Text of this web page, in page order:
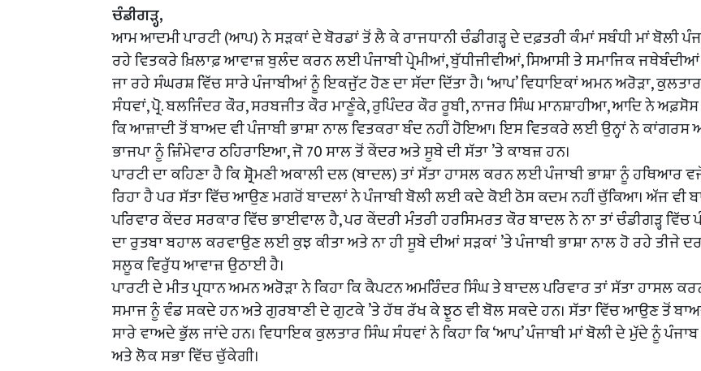
ਚੰਡੀਗੜ੍ਹ,
ਆਮ ਆਦਮੀ ਪਾਰਟੀ (ਆਪ) ਨੇ ਸੜਕਾਂ ਦੇ ਬੋਰਡਾਂ ਤੋਂ ਲੈ ਕੇ ਰਾਜਧਾਨੀ ਚੰਡੀਗੜ੍ਹ ਦੇ ਦਫ਼ਤਰੀ ਕੰਮਾਂ ਸਬੰਧੀ ਮਾਂ ਬੋਲੀ
ਰਹੇ ਵਿਤਕਰੇ ਖ਼ਿਲਾਫ਼ ਆਵਾਜ਼ ਬੁਲੰਦ ਕਰਨ ਲਈ ਪੰਜਾਬੀ ਪ੍ਰੇਮੀਆਂ, ਬੁੱਧੀਜੀਵੀਆਂ, ਸਿਆਸੀ ਤੇ ਸਮਾਜਿਕ
ਜਾ ਰਹੇ ਸੰਘਰਸ਼ ਵਿੱਚ ਸਾਰੇ ਪੰਜਾਬੀਆਂ ਨੂੰ ਇਕਜੁੱਟ ਹੋਣ ਦਾ ਸੱਦਾ ਦਿੱਤਾ ਹੈ। ‘ਆਪ’ ਵਿਧਾਇਕਾਂ ਅਮਨ ਅਰੋੜਾ,
ਸੰਧਵਾਂ, ਪ੍ਰੋ. ਬਲਜਿੰਦਰ ਕੌਰ, ਸਰਬਜੀਤ ਕੌਰ ਮਾਣੂੰਕੇ, ਰੁਪਿੰਦਰ ਕੌਰ ਰੂਬੀ, ਨਾਜਰ ਸਿੰਘ ਮਾਨਸ਼ਾਹੀਆ, ਆਦਿ ਨੇ ਅਫ਼ਸੋਸ
ਕਿ ਆਜ਼ਾਦੀ ਤੋਂ ਬਾਅਦ ਵੀ ਪੰਜਾਬੀ ਭਾਸ਼ਾ ਨਾਲ ਵਿਤਕਰਾ ਬੰਦ ਨਹੀਂ ਹੋਇਆ। ਇਸ ਵਿਤਕਰੇ ਲਈ ਉਨ੍ਹਾਂ ਨੇ ਕਾਂਗਰਸ
ਭਾਜਪਾ ਨੂੰ ਜ਼ਿੰਮੇਵਾਰ ਠਹਿਰਾਇਆ, ਜੋ 70 ਸਾਲ ਤੋਂ ਕੇਂਦਰ ਅਤੇ ਸੂਬੇ ਦੀ ਸੱਤਾ ’ਤੇ ਕਾਬਜ਼ ਹਨ।
ਪਾਰਟੀ ਦਾ ਕਹਿਣਾ ਹੈ ਕਿ ਸ਼੍ਰੋਮਣੀ ਅਕਾਲੀ ਦਲ (ਬਾਦਲ) ਤਾਂ ਸੱਤਾ ਹਾਸਲ ਕਰਨ ਲਈ ਪੰਜਾਬੀ ਭਾਸ਼ਾ ਨੂੰ ਹਥਿਆਰ
ਰਿਹਾ ਹੈ ਪਰ ਸੱਤਾ ਵਿੱਚ ਆਉਣ ਮਗਰੋਂ ਬਾਦਲਾਂ ਨੇ ਪੰਜਾਬੀ ਬੋਲੀ ਲਈ ਕਦੇ ਕੋਈ ਠੋਸ ਕਦਮ ਨਹੀਂ ਚੁੱਕਿਆ। ਅੱਜ ਵੀ
ਪਰਿਵਾਰ ਕੇਂਦਰ ਸਰਕਾਰ ਵਿੱਚ ਭਾਈਵਾਲ ਹੈ, ਪਰ ਕੇਂਦਰੀ ਮੰਤਰੀ ਹਰਸਿਮਰਤ ਕੌਰ ਬਾਦਲ ਨੇ ਨਾ ਤਾਂ ਚੰਡੀਗੜ੍ਹ ਵਿੱਚ
ਦਾ ਰੁਤਬਾ ਬਹਾਲ ਕਰਵਾਉਣ ਲਈ ਕੁਝ ਕੀਤਾ ਅਤੇ ਨਾ ਹੀ ਸੂਬੇ ਦੀਆਂ ਸੜਕਾਂ ’ਤੇ ਪੰਜਾਬੀ ਭਾਸ਼ਾ ਨਾਲ ਹੋ ਰਹੇ ਤੀਜੇ
ਸਲੂਕ ਵਿਰੁੱਧ ਆਵਾਜ਼ ਉਠਾਈ ਹੈ।
ਪਾਰਟੀ ਦੇ ਮੀਤ ਪ੍ਰਧਾਨ ਅਮਨ ਅਰੋੜਾ ਨੇ ਕਿਹਾ ਕਿ ਕੈਪਟਨ ਅਮਰਿੰਦਰ ਸਿੰਘ ਤੇ ਬਾਦਲ ਪਰਿਵਾਰ ਤਾਂ ਸੱਤਾ ਹਾਸਲ
ਸਮਾਜ ਨੂੰ ਵੰਡ ਸਕਦੇ ਹਨ ਅਤੇ ਗੁਰਬਾਣੀ ਦੇ ਗੁਟਕੇ ’ਤੇ ਹੱਥ ਰੱਖ ਕੇ ਝੂਠ ਵੀ ਬੋਲ ਸਕਦੇ ਹਨ। ਸੱਤਾ ਵਿੱਚ ਆਉਣ ਤੋਂ
ਸਾਰੇ ਵਾਅਦੇ ਭੁੱਲ ਜਾਂਦੇ ਹਨ। ਵਿਧਾਇਕ ਕੁਲਤਾਰ ਸਿੰਘ ਸੰਧਵਾਂ ਨੇ ਕਿਹਾ ਕਿ ‘ਆਪ’ ਪੰਜਾਬੀ ਮਾਂ ਬੋਲੀ ਦੇ ਮੁੱਦੇ ਨੂੰ ਪੰਜਾਬ
ਅਤੇ ਲੋਕ ਸਭਾ ਵਿੱਚ ਚੁੱਕੇਗੀ।